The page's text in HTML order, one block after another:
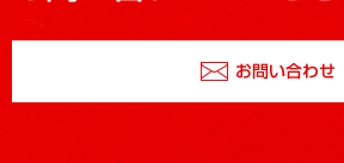
お問い合わせ